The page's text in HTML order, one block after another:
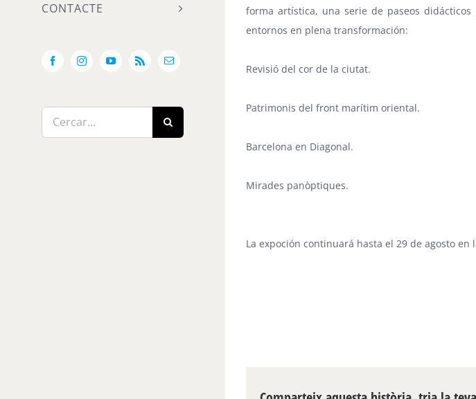
CONTACTE
FacebookInstagramYouTube
Rss Email:
Cerca
…
forma artística, una serie de paseos
entornos en plena transformación:
Revisió del cor de la ciutat.
Patrimonis del front marítim oriental.
Barcelona en Diagonal.
Mirades panòptiques.
La expoción continuará hasta el 29 de agosto